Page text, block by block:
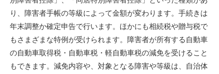
り、障害者手帳の等級によって金額が変わります。手続きは
年末調整か確定申告で行います。ほかにも相続税や贈与税で
もさまざまな特例が受けられます。障害者が所有する自動車
の自動車取得税・自動車税・軽自動車税の減免を受けること
もできます。減免内容や、対象となる障害や等級は、自治体